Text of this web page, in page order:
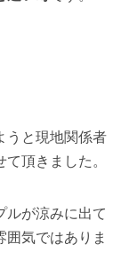
うと現地関係者
頂きました。
ルが涼みに出て
囲気ではありま